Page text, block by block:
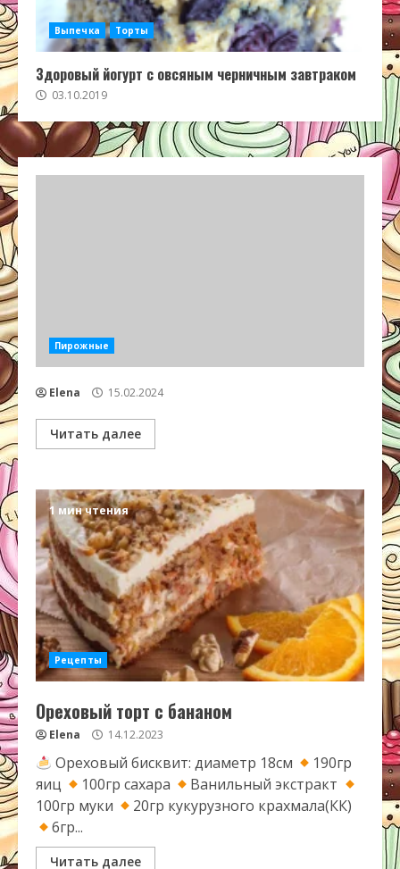
Выпечка Торты
Здоровый йогурт с овсяным черничным завтраком
03.10.2019
Пирожные
Elena 15.02.2024
Читать далее
1 мин чтения
Рецепты
Ореховый торт с бананом
Elena 14.12.2023
Ореховый бисквит: диаметр 18см
190гр
яиц
100гр сахара
Ванильный экстракт
100гр муки
20гр кукурузного крахмала(КК)
6гр...
Читать далее